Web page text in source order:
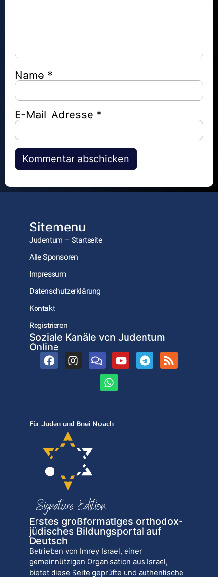
Name *
E-Mail-Adresse *
Alternative:
Sitemenu
Judentum – Startseite
Alle Sponsoren
Impressum
Datenschutzerklärung
Kontakt
Registrieren
Soziale Kanäle von Judentum
Online
Für Juden und Bnei Noach
Erstes großformatiges orthodox-
jüdisches Bildungsportal auf
Deutsch
Betrieben von Imrey Israel, einer
gemeinnützigen Organisation aus Israel,
bietet diese Seite geprüfte und authentische